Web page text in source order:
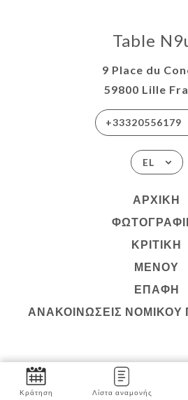
Table
9 Place du
59800 Lille
+33320556179
EL
ΑΡΧΙΚΉ
ΚΡΙΤΙΚΉ
ΜΕΝΟΎ
ΕΠΑΦΉ
ΑΝΑΚΟΙΝΏΣΕΙΣ
ΣΕΛΊΔΑ ΠΟΥ
Κράτηση Λίστα αναμονής